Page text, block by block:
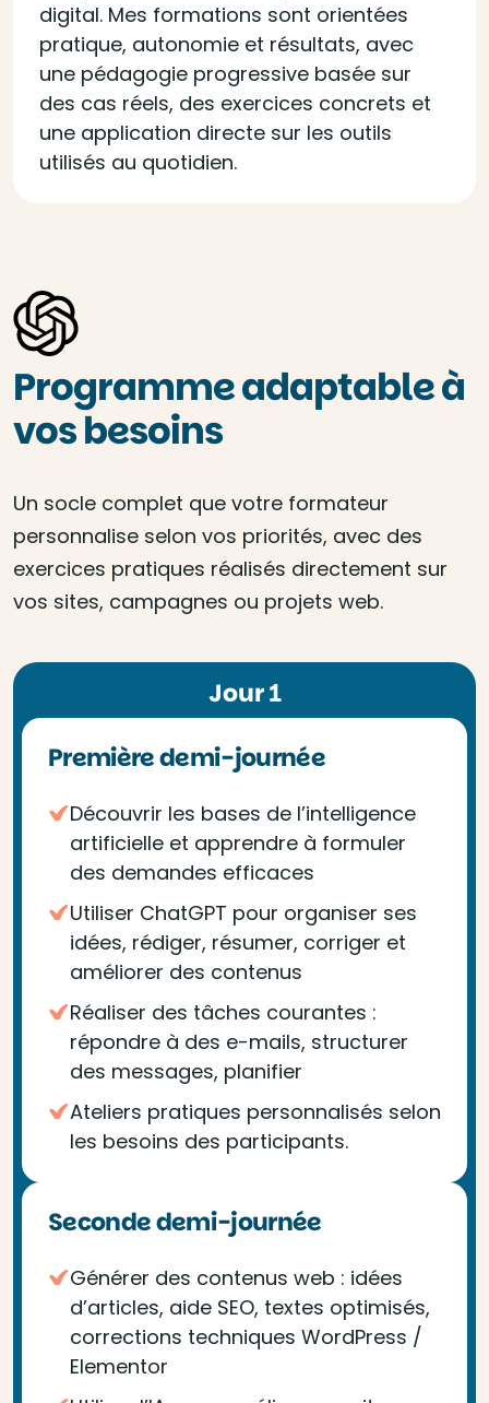
digital. Mes formations sont orientées
pratique, autonomie et résultats, avec
une pédagogie progressive basée sur
des cas réels, des exercices concrets et
une application directe sur les outils
utilisés au quotidien.
Programme adaptable à
vos besoins
Un socle complet que votre formateur
personnalise selon vos priorités, avec des
exercices pratiques réalisés directement sur
vos sites, campagnes ou projets web.
Jour 1
Première demi-journée
Découvrir les bases de l’intelligence
artificielle et apprendre à formuler
des demandes efficaces
Utiliser ChatGPT pour organiser ses
idées, rédiger, résumer, corriger et
améliorer des contenus
Réaliser des tâches courantes :
répondre à des e-mails, structurer
des messages, planifier
Ateliers pratiques personnalisés selon
les besoins des participants.
Seconde demi-journée
Générer des contenus web : idées
d’articles, aide SEO, textes optimisés,
corrections techniques WordPress /
Elementor